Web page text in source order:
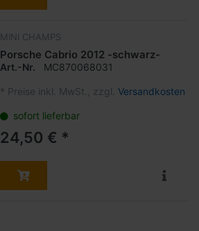
MINI CHAMPS
Porsche Cabrio 2012 -schwarz-
Art.-Nr. MC870068031
* Preise inkl. MwSt., zzgl. Versandkosten
sofort lieferbar
24,50 € *